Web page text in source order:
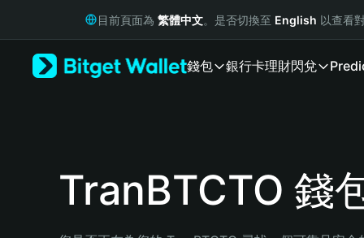
Русский
目前頁面為 繁體中文。是否切換至 English 以查看
錢包 銀行卡理財閃兌
TranBTCTO 錢